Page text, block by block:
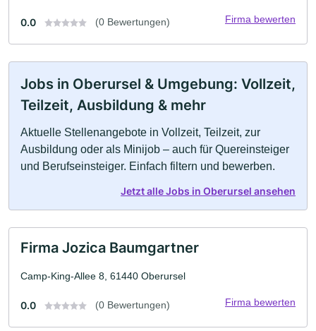
0.0 (0 Bewertungen) Firma bewerten
Jobs in Oberursel & Umgebung: Vollzeit,
Teilzeit, Ausbildung & mehr
Aktuelle Stellenangebote in Vollzeit, Teilzeit, zur
Ausbildung oder als Minijob – auch für Quereinsteiger
und Berufseinsteiger. Einfach filtern und bewerben.
Jetzt alle Jobs in Oberursel ansehen
Firma Jozica Baumgartner
Camp-King-Allee 8, 61440 Oberursel
0.0 (0 Bewertungen) Firma bewerten